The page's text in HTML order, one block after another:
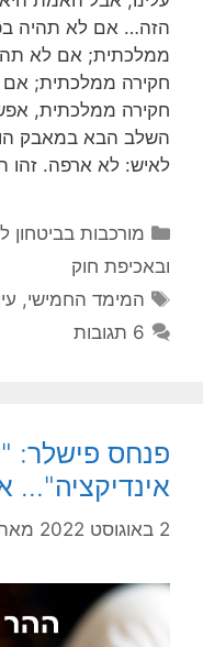
הזה… אם לא תהיה
ממלכתית; אם לא
חקירה ממלכתית; אם
חקירה ממלכתית,
השלב הבא במאבק
לאיש: לא ארפה. זהו
קטגוריות
מורכבות בביטחון
ובאכיפת חוק
תגיות
המימד החמישי,
6 תגובות
פנחס פישלר:
אינדיקציה"…
2 באוגוסט 2022